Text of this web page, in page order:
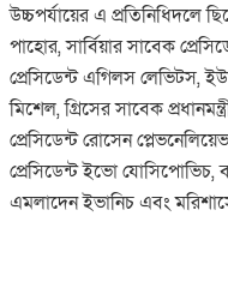
উচ্চপর্যায়ের এ প্রতিনিধিদলে
পাহোর, সার্বিয়ার সাবেক
প্রেসিডেন্ট এগিলস লেভিটস,
মিশেল, গ্রিসের সাবেক
প্রেসিডেন্ট রোসেন
প্রেসিডেন্ট ইভো যোসিপোভিচ,
এমলাদেন ইভানিচ এবং